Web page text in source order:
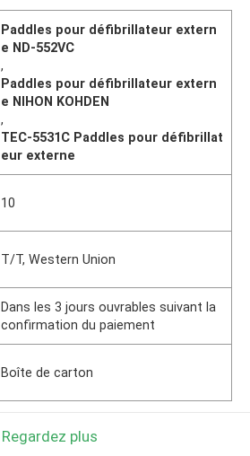
Paddles pour défibrillateur extern
e ND-552VC
,
Paddles pour défibrillateur extern
e NIHON KOHDEN
,
TEC-5531C Paddles pour défibrillat
eur externe
10
T/T, Western Union
Dans les 3 jours ouvrables suivant la
confirmation du paiement
Boîte de carton
Regardez plus